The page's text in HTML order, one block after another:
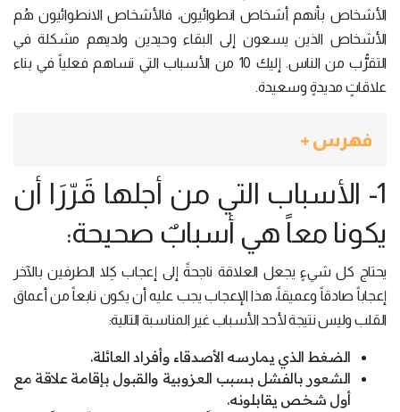
الأشخاص بأنهم أشخاص انطوائيون، فالأشخاص الانطوائيون هُم
الأشخاص الذين يسعون إلى البقاء وحيدين ولديهم مشكلة في
التقرُّب من الناس. إليك 10 من الأسباب التي تساهم فعلياً في بناء
علاقاتٍ مديدةٍ وسعيدة.
فهرس +
1- الأسباب التي من أجلها قَرّرَا أن
يكونا معاً هي أسبابٌ صحيحة:
يحتاج كل شيءٍ يجعل العلاقة ناجحةً إلى إعجاب كِلا الطرفين بالآخر
إعجاباً صادقاً وعميقاً، هذا الإعجاب يجب عليه أن يكون نابعاً من أعماق
القلب وليس نتيجة لأحد الأسباب غير المناسبة التالية:
الضغط الذي يمارسه الأصدقاء وأفراد العائلة.
الشعور بالفشل بسبب العزوبية والقبول بإقامة علاقة مع
أول شخص يقابلونه.